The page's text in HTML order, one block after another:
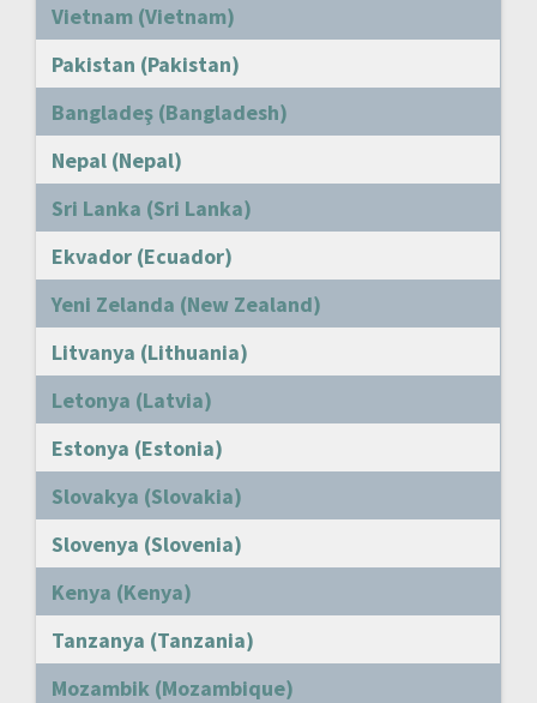
Vietnam (Vietnam)
Pakistan (Pakistan)
Bangladeş (Bangladesh)
Nepal (Nepal)
Sri Lanka (Sri Lanka)
Ekvador (Ecuador)
Yeni Zelanda (New Zealand)
Litvanya (Lithuania)
Letonya (Latvia)
Estonya (Estonia)
Slovakya (Slovakia)
Slovenya (Slovenia)
Kenya (Kenya)
Tanzanya (Tanzania)
Mozambik (Mozambique)